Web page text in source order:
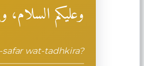
وعليكم السلام،
wat-tadhkira?